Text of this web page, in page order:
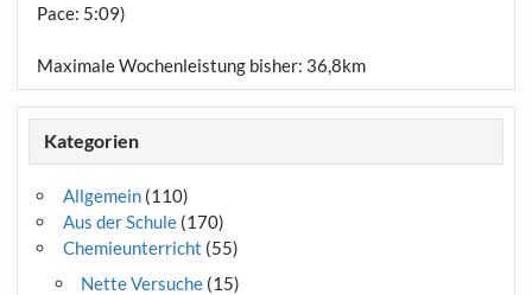
Pace: 5:09)
Maximale Wochenleistung bisher: 36,8km
Kategorien
Allgemein(110)
Aus der Schule(170)
Chemieunterricht (55)
Nette Versuche(15)